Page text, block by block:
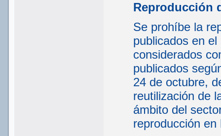
Reproducción
Se prohíbe la
publicados en
considerados
publicados
24 de octubre,
reutilización de
ámbito del
reproducción